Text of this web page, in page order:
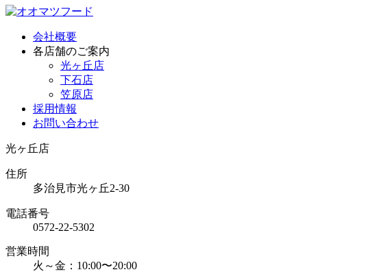
会社概要
各店舗のご案内
光ヶ丘店
下石店
笠原店
採用情報
お問い合わせ
光ヶ丘店
住所
多治見市光ヶ丘2-30
電話番号
0572-22-5302
営業時間
火～金：10:00〜20:00